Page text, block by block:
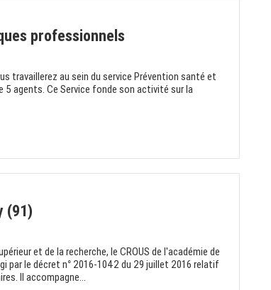
professionnels
travaillerez au sein du service Prévention santé et
5 agents. Ce Service fonde son activité sur la
(91)
et de la recherche, le CROUS de l'académie de
le décret n° 2016-1042 du 29 juillet 2016 relatif
Il accompagne...